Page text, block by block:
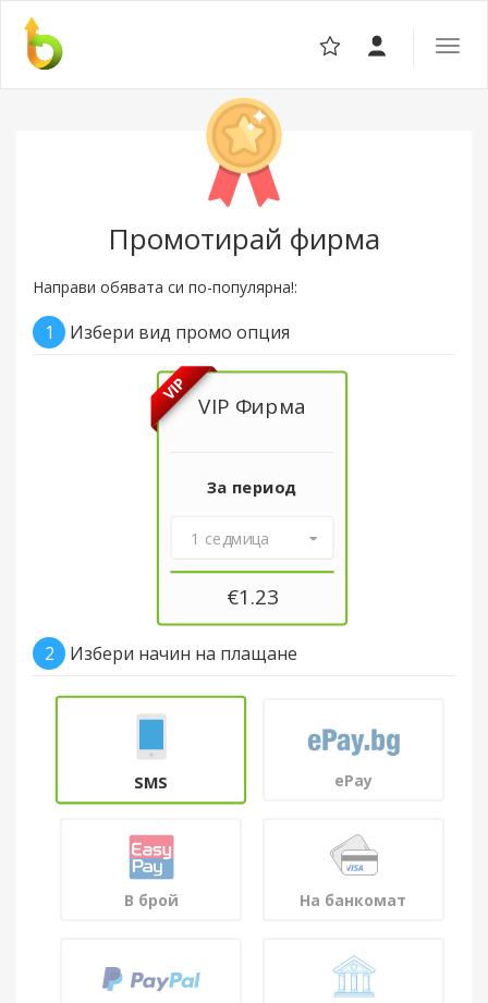
Промотирай фирма
Направи обявата си по-популярна!:
1 Избери вид промо опция
VIP
VIP Фирма
За период
1 седмица
€1.23
2 Избери начин на плащане
SMS ePay
В брой На банкомат